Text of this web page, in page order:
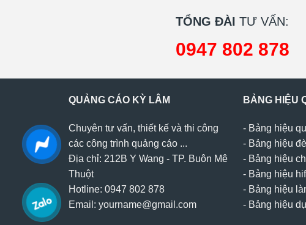
TỔNG ĐÀI TƯ VẤN:
0947 802 878
QUẢNG CÁO KỲ LÂM
Chuyên tư vấn, thiết kế và thi công
các công trình quảng cáo ...
Địa chỉ: 212B Y Wang - TP. Buôn Mê
Thuột
Hotline: 0947 802 878
Email: yourname@gmail.com
BẢNG HIỆU
- Bảng hiệu
- Bảng hiệu
- Bảng hiệu
- Bảng hiệu
- Bảng hiệu
- Bảng hiệu